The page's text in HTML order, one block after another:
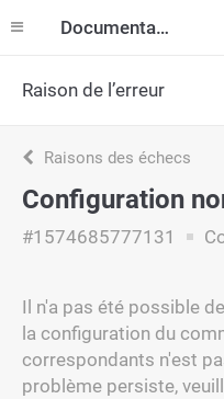
Documentation
Raison de l’erreur
Raisons des échecs
Configuration
#1574685777131
Il n'a pas été possible
la configuration du
correspondants n'est
problème persiste,